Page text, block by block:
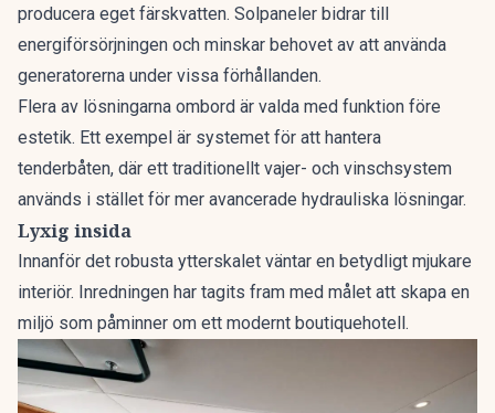
producera eget färskvatten. Solpaneler bidrar till
energiförsörjningen och minskar behovet av att använda
generatorerna under vissa förhållanden.
Flera av lösningarna ombord är valda med funktion före
estetik. Ett exempel är systemet för att hantera
tenderbåten, där ett traditionellt vajer- och vinschsystem
används i stället för mer avancerade hydrauliska lösningar.
Lyxig insida
Innanför det robusta ytterskalet väntar en betydligt mjukare
interiör. Inredningen har tagits fram med målet att skapa en
miljö som påminner om ett modernt boutiquehotell.